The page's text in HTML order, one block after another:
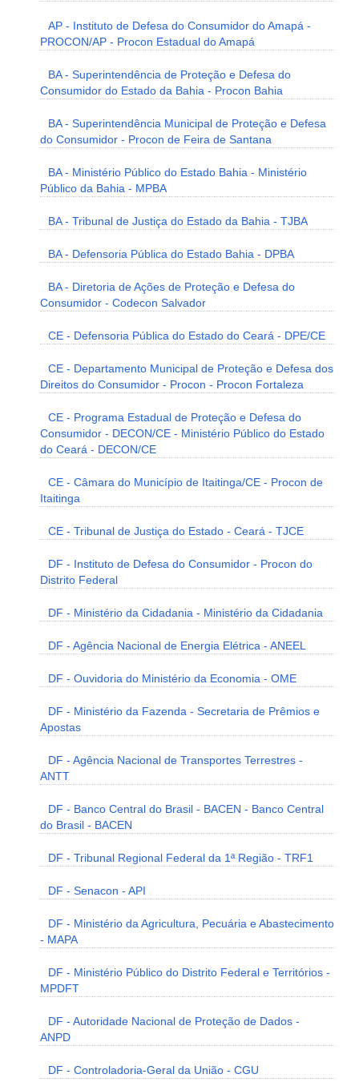
AP - Instituto de Defesa do Consumidor do Amapá -
PROCON/AP - Procon Estadual do Amapá
BA - Superintendência de Proteção e Defesa do
Consumidor do Estado da Bahia - Procon Bahia
BA - Superintendência Municipal de Proteção e Defesa
do Consumidor - Procon de Feira de Santana
BA - Ministério Público do Estado Bahia - Ministério
Público da Bahia - MPBA
BA - Tribunal de Justiça do Estado da Bahia - TJBA
BA - Defensoria Pública do Estado Bahia - DPBA
BA - Diretoria de Ações de Proteção e Defesa do
Consumidor - Codecon Salvador
CE - Defensoria Pública do Estado do Ceará - DPE/CE
CE - Departamento Municipal de Proteção e Defesa dos
Direitos do Consumidor - Procon - Procon Fortaleza
CE - Programa Estadual de Proteção e Defesa do
Consumidor - DECON/CE - Ministério Público do Estado
do Ceará - DECON/CE
CE - Câmara do Município de Itaitinga/CE - Procon de
Itaitinga
CE - Tribunal de Justiça do Estado - Ceará - TJCE
DF - Instituto de Defesa do Consumidor - Procon do
Distrito Federal
DF - Ministério da Cidadania - Ministério da Cidadania
DF - Agência Nacional de Energia Elétrica - ANEEL
DF - Ouvidoria do Ministério da Economia - OME
DF - Ministério da Fazenda - Secretaria de Prêmios e
Apostas
DF - Agência Nacional de Transportes Terrestres -
ANTT
DF - Banco Central do Brasil - BACEN - Banco Central
do Brasil - BACEN
DF - Tribunal Regional Federal da 1ª Região - TRF1
DF - Senacon - API
DF - Ministério da Agricultura, Pecuária e Abastecimento
- MAPA
DF - Ministério Público do Distrito Federal e Territórios -
MPDFT
DF - Autoridade Nacional de Proteção de Dados -
ANPD
DF - Controladoria-Geral da União - CGU